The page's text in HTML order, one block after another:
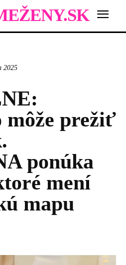
2025
môže prežiť
ponúka
mení
mapu